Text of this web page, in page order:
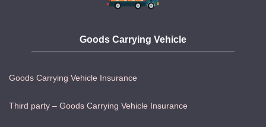
Goods Carrying Vehicle
Goods Carrying Vehicle Insurance
Third party – Goods Carrying Vehicle Insurance